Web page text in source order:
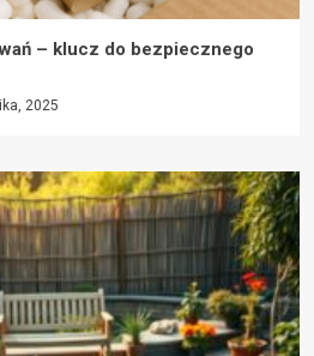
– klucz do bezpiecznego
2025